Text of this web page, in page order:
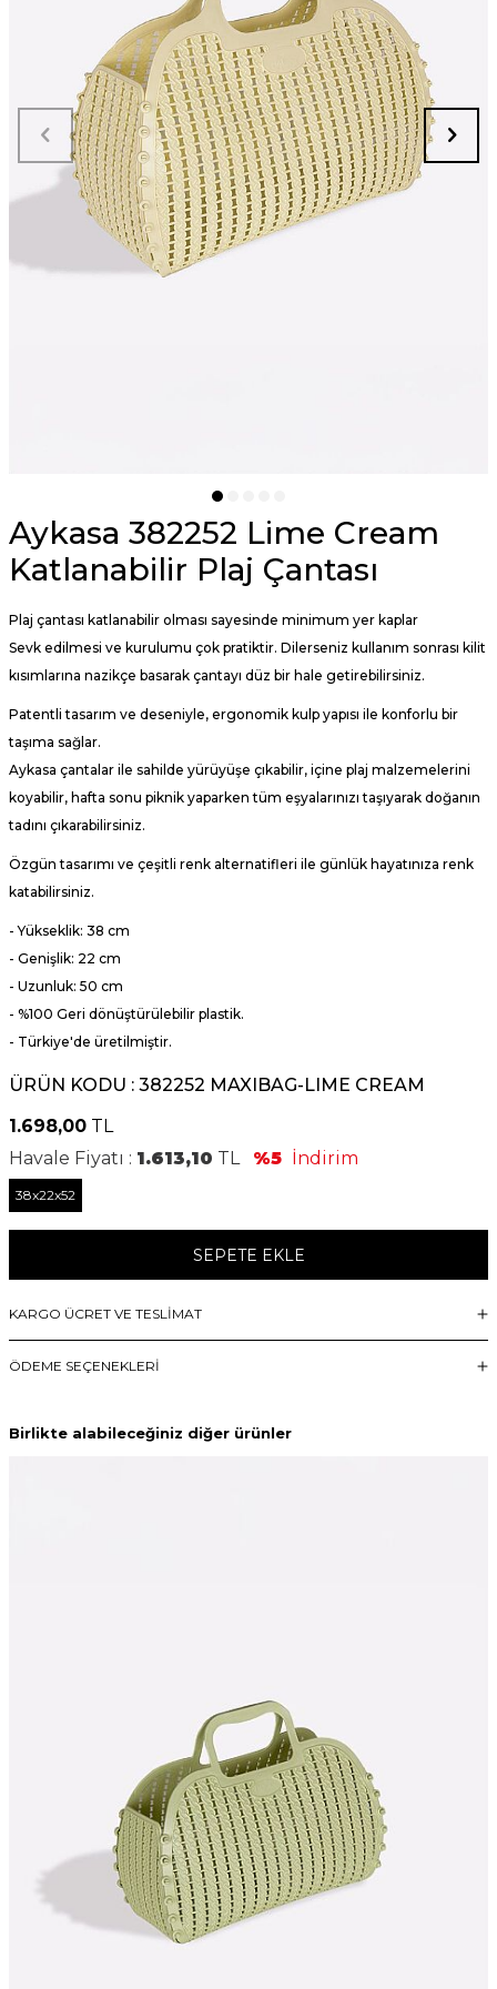
Aykasa 382252 Lime Cream
Katlanabilir Plaj Çantası
Plaj çantası katlanabilir olması sayesinde minimum yer kaplar
Sevk edilmesi ve kurulumu çok pratiktir. Dilerseniz kullanım sonrası kilit
kısımlarına nazikçe basarak çantayı düz bir hale getirebilirsiniz.
Patentli tasarım ve deseniyle, ergonomik kulp yapısı ile konforlu bir
taşıma sağlar.
Aykasa çantalar ile sahilde yürüyüşe çıkabilir, içine plaj malzemelerini
koyabilir, hafta sonu piknik yaparken tüm eşyalarınızı taşıyarak doğanın
tadını çıkarabilirsiniz.
Özgün tasarımı ve çeşitli renk alternatifleri ile günlük hayatınıza renk
katabilirsiniz.
- Yükseklik: 38 cm
- Genişlik: 22 cm
- Uzunluk: 50 cm
- %100 Geri dönüştürülebilir plastik.
- Türkiye'de üretilmiştir.
ÜRÜN KODU : 382252 MAXIBAG-LIME CREAM
1.698,00 TL
Havale Fiyatı : 1.613,10 TL %5 İndirim
38x22x52
SEPETE EKLE
KARGO ÜCRET VE TESLİMAT
ÖDEME SEÇENEKLERI
Birlikte alabileceğiniz diğer ürünler